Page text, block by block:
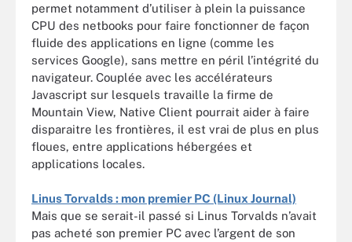
permet notamment d’utiliser à plein la puissance
CPU des netbooks pour faire fonctionner de façon
fluide des applications en ligne (comme les
services Google), sans mettre en péril l’intégrité du
navigateur. Couplée avec les accélérateurs
Javascript sur lesquels travaille la firme de
Mountain View, Native Client pourrait aider à faire
disparaitre les frontières, il est vrai de plus en plus
floues, entre applications hébergées et
applications locales.
Linus Torvalds : mon premier PC (Linux Journal)
Mais que se serait-il passé si Linus Torvalds n’avait
pas acheté son premier PC avec l’argent de son